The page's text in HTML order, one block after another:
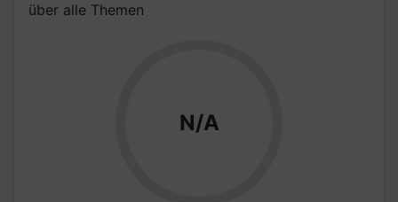
über alle Themen
N/A